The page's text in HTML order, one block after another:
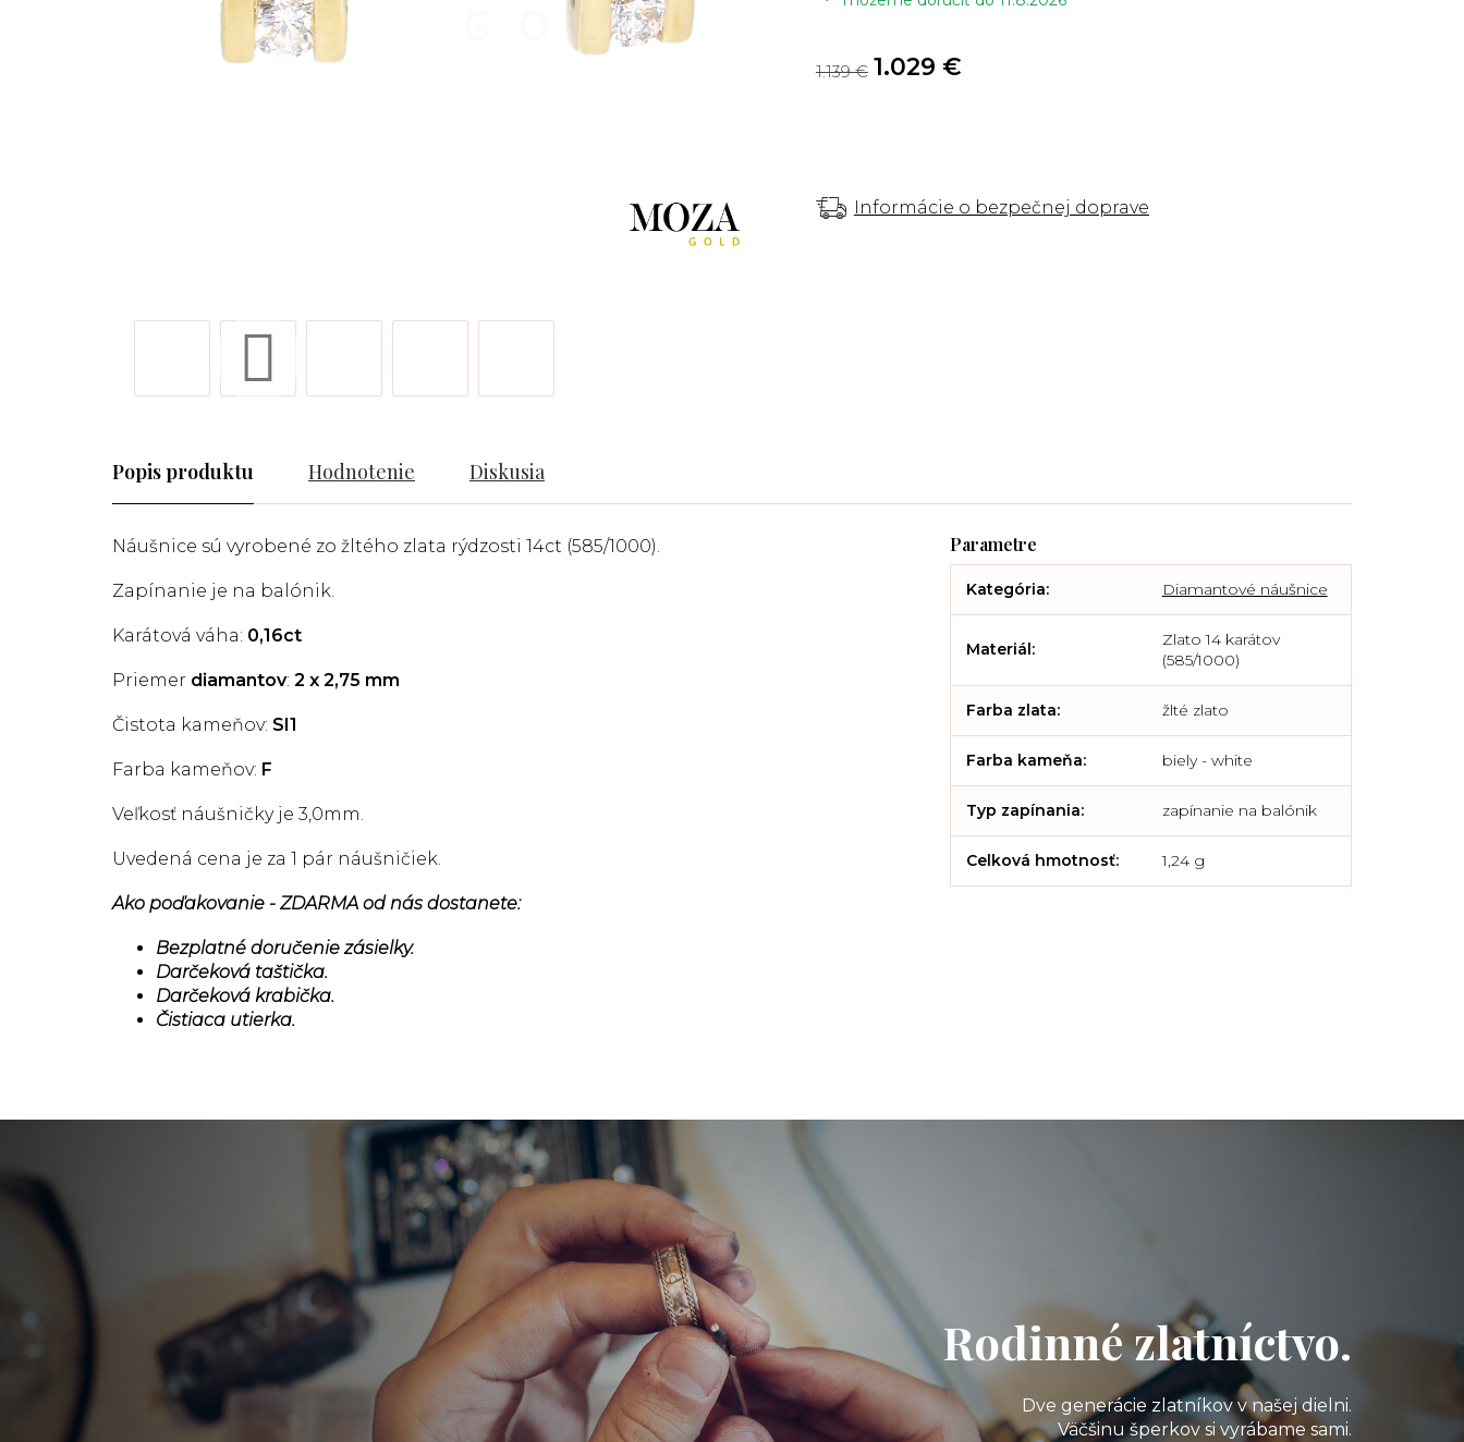
Informácie o bezpečnej doprave
1.139 € 1.029 €
Popis Hodnotenie Diskusia
Náušnice sú vyrobené zo žltého zlata rýdzosti 14ct (585/1000).
Zapínanie je na balónik.
Karátová váha: 0,16ct
Priemer diamantov: 2 x 2,75 mm
Čistota kameňov: SI1
Farba kameňov: F
Veľkosť náušničky je 3,0mm.
Uvedená cena je za 1 pár náušničiek.
Ako poďakovanie - ZDARMA od nás dostanete:
Bezplatné doručenie zásielky.
Darčeková taštička.
Darčeková krabička.
Čistiaca utierka.
Kategória: Diamantové náušnice
Materiál:
Zlato 14 karátov
(585/1000)
Farba zlata: žlté zlato
Farba kameňa: biely - white
Typ zapínania: zapínanie na balónik
Celková hmotnosť: 1,24 g
Rodinné zlatníctvo.
Dve generácie zlatníkov v našej dielni.
Väčšinu šperkov si vyrábame sami.